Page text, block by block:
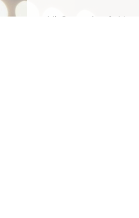
Mit Bestpreis Geld-